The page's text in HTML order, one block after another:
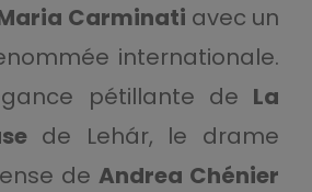
Carminati avec un
internationale.
pétillante de La
de Lehár, le drame
deAndrea Chénier